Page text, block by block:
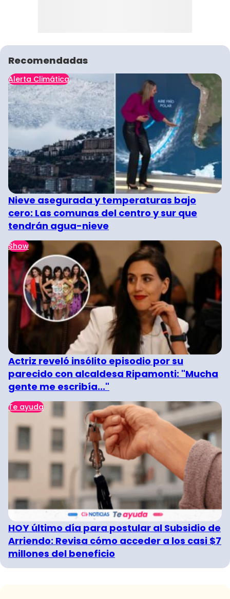
Recomendadas
Alerta Climática
Nieve asegurada y temperaturas bajo
cero: Las comunas del centro y sur que
tendrán agua-nieve
Show
Actriz reveló insólito episodio por su
parecido con alcaldesa Ripamonti: "Mucha
gente me escribía..."
Te ayuda
HOY último día para postular al Subsidio de
Arriendo: Revisa cómo acceder a los casi $7
millones del beneficio